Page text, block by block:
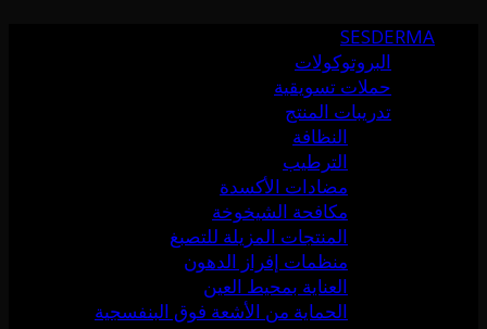
SESDERMA
البروتوكولات
حملات تسويقية
تدريبات المنتج
النظافة
الترطيب
مضادات الأكسدة
مكافحة الشيخوخة
المنتجات المزيلة للتصبغ
منظمات إفراز الدهون
العناية بمحيط العين
الحماية من الأشعة فوق البنفسجية